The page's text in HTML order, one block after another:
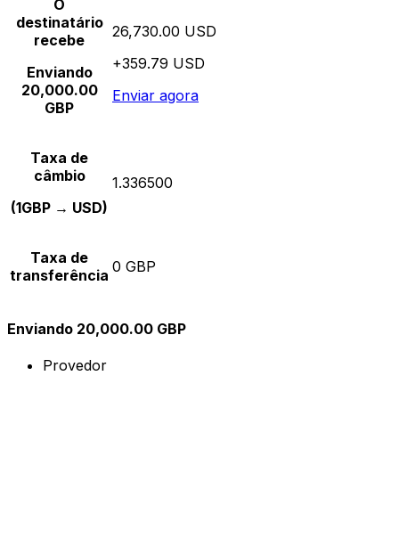
O
destinatário
recebe
Enviando
20,000.00
GBP
26,730.00 USD
+359.79 USD
Enviar agora
Taxa de
câmbio
(1GBP → USD)
1.336500
Taxa de
transferência 0 GBP
Enviando 20,000.00 GBP
Provedor